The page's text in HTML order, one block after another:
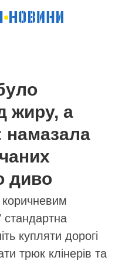
жиру, а
намазала
диво
купляти дорогі
трюк клінерів та